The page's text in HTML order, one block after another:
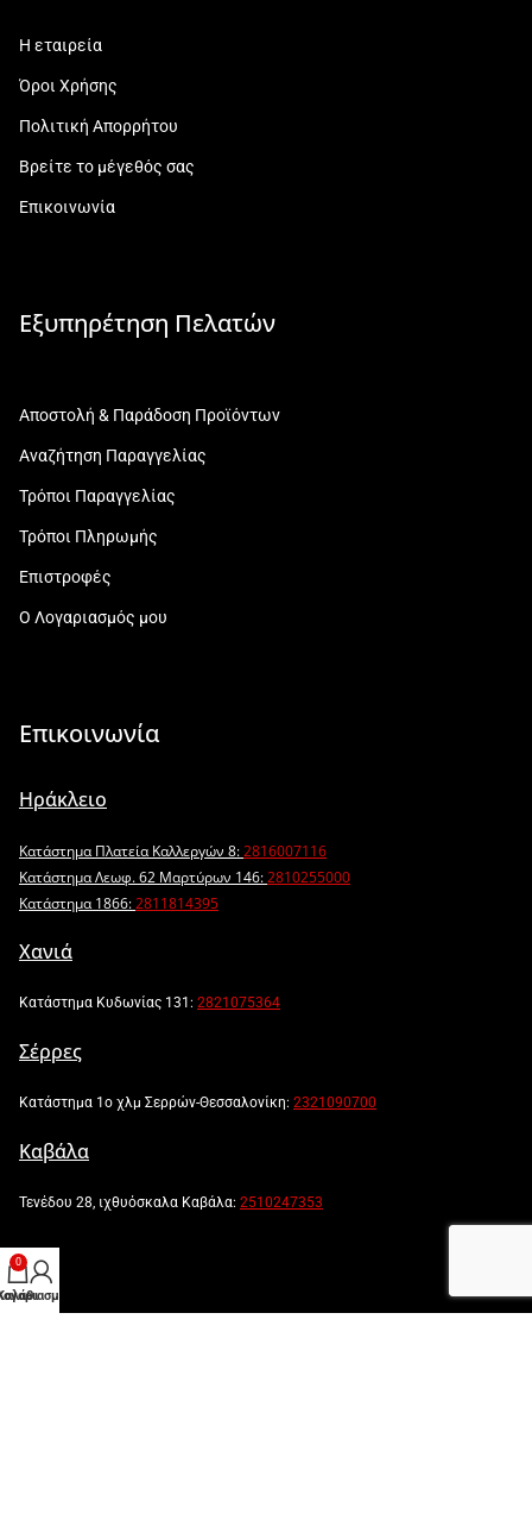
Η εταιρεία
Όροι Χρήσης
Πολιτική Απορρήτου
Βρείτε το μέγεθός σας
Επικοινωνία
Εξυπηρέτηση Πελατών
Αποστολή & Παράδοση Προϊόντων
Αναζήτηση Παραγγελίας
Τρόποι Παραγγελίας
Τρόποι Πληρωμής
Επιστροφές
Ο Λογαριασμός μου
Επικοινωνία
Ηράκλειο
Κατάστημα Πλατεία Καλλεργών 8:2816007116
Κατάστημα Λεωφ. 62 Μαρτύρων 146:2810255000
Κατάστημα 1866:2811814395
Χανιά
Κατάστημα Κυδωνίας 131: 2821075364
Σέρρες
Κατάστημα 1ο χλμ Σερρών-Θεσσαλονίκη: 2321090700
Καβάλα
Τενέδου 28, ιχθυόσκαλα Καβάλα: 2510247353
0
μου